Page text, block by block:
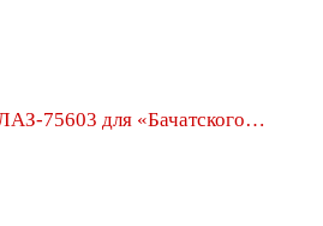
75603 для «Бачатского…